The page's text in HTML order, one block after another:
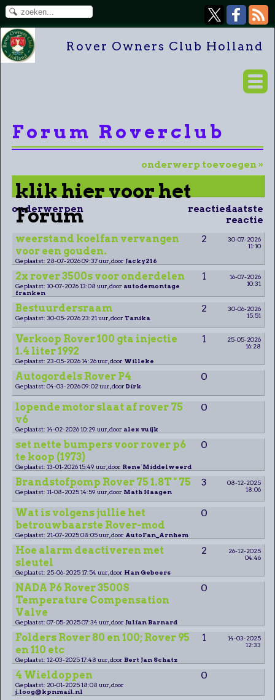
Rover Owners Club Holland
Forum Roverclub
onderwerp toevoegen »
klik hier voor het
Forum
onderwerpen reactieslaatste
reactie
weerstand koelfan vervangen
voor een gouden.
2
30-07-2026
11:10
Geplaatst: 28-07-2026 09:37 uur, door Jacky216
2x rover 3500s voor onderdelen 1
16-07-2026
10:31
Geplaatst: 10-07-2026 13:08 uur, door autodemontage
franken
Bestuurdersraam 2
30-06-2026
15:51
Geplaatst: 30-05-2026 23:21 uur, door Tanika
Verkoop Rover 100 gta injectie
1.4 liter 1992
1
25-05-2026
16:28
Geplaatst: 23-05-2026 14:26 uur, door Willeke
Autogordels Rover P4 0
Geplaatst: 04-03-2026 09:02 uur, door Dirk
lopende motor slaat af rover 75
v6
0
Geplaatst: 14-02-2026 10:29 uur, door alex vuijk
set nette bumpers voor rover p6
te koop (1973)
0
Geplaatst: 13-01-2026 15:49 uur, door Rene´Middelweerd
Brandstofpomp Rover 75 1.8T " 75 3
08-12-2025
18:06
Geplaatst: 11-08-2025 14:59 uur, door Math Haagen
Wat is volgens jullie het
betrouwbaarste Rover-mod
0
Geplaatst: 21-07-2025 08:05 uur, door AutoFan_Arnhem
Hoe alarm deactiveren met
sleutel
2
26-12-2025
04:46
Geplaatst: 25-06-2025 17:54 uur, door Han Geboers
NADA P6 Rover 3500S
Temperature Compensation
Valve
0
Geplaatst: 07-05-2025 07:34 uur, door Julian Barnard
Folders Rover 80 en 100; Rover 95
en 110 etc
1
14-03-2025
12:33
Geplaatst: 12-03-2025 17:48 uur, door Bert Jan Schatz
4 Wieldoppen 0
Geplaatst: 20-01-2025 18:08 uur, door
j.loog@kpnmail.nl